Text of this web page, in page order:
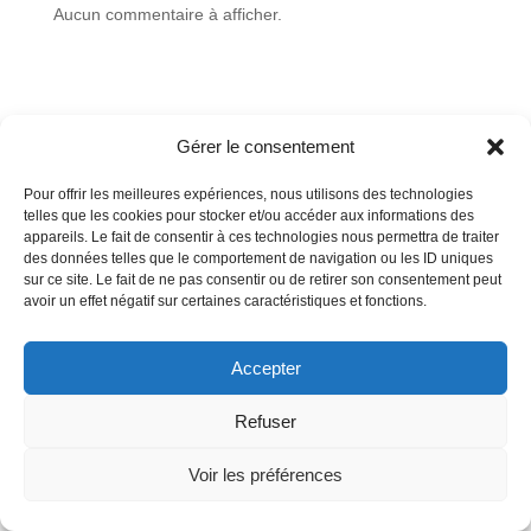
Gérer le consentement
Pour offrir les meilleures expériences, nous utilisons des technologies
telles que les cookies pour stocker et/ou accéder aux informations des
appareils. Le fait de consentir à ces technologies nous permettra de traiter
des données telles que le comportement de navigation ou les ID uniques
sur ce site. Le fait de ne pas consentir ou de retirer son consentement peut
avoir un effet négatif sur certaines caractéristiques et fonctions.
Accepter
Refuser
Voir les préférences
Aucun commentaire à afficher.